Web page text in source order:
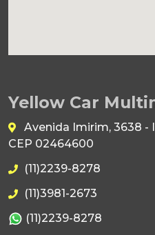
Yellow Car
Avenida Imirim, 3638 -
CEP 02464600
(11)2239-8278
(11)3981-2673
(11)2239-8278